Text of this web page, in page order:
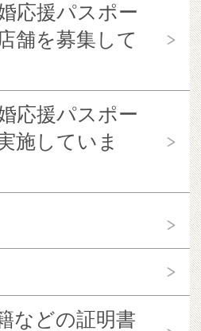
応援パスポー
舗を募集して
応援パスポー
施していま
などの証明書